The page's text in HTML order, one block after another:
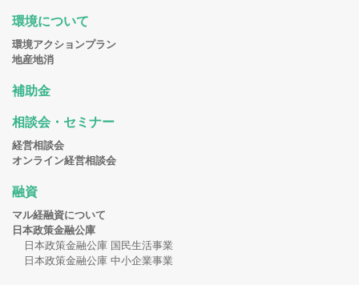
環境について
環境アクションプラン
地産地消
補助金
相談会・セミナー
経営相談会
オンライン経営相談会
融資
マル経融資について
日本政策金融公庫
日本政策金融公庫 国民生活事業
日本政策金融公庫 中小企業事業